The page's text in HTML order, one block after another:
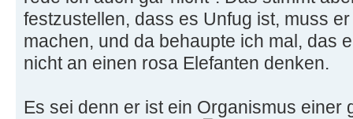
festzustellen, dass es Unfug ist, muss
machen, und da behaupte ich mal, das
nicht an einen rosa Elefanten denken.
Es sei denn er ist ein Organismus einer